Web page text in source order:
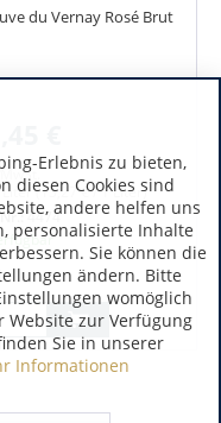
du Vernay Rosé Brut
Liter(15,27 € / 1 Liter)
4474
Erlebnis zu bieten,
diesen Cookies sind
andere helfen uns
personalisierte Inhalte
Sie können die
ändern. Bitte
womöglich
zur Verfügung
Sie in unserer
Informationen